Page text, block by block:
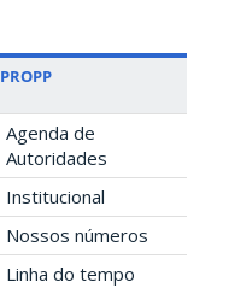
PROPP
Agenda de
Autoridades
Institucional
Nossos números
Linha do tempo